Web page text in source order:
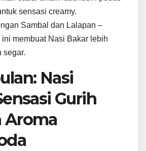
sensasi creamy.
Sambal dan Lalapan –
ini membuat Nasi Bakar lebih
segar.
Nasi
Gurih
Aroma